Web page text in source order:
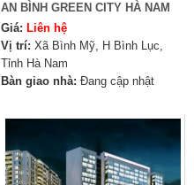
AN BÌNH GREEN CITY HÀ NAM
Giá: Liên hệ
Vị trí: Xã Bình Mỹ, H Bình Lục,
Tỉnh Hà Nam
Bàn giao nhà: Đang cập nhật